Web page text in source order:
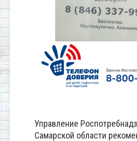
Управление
Самарской области